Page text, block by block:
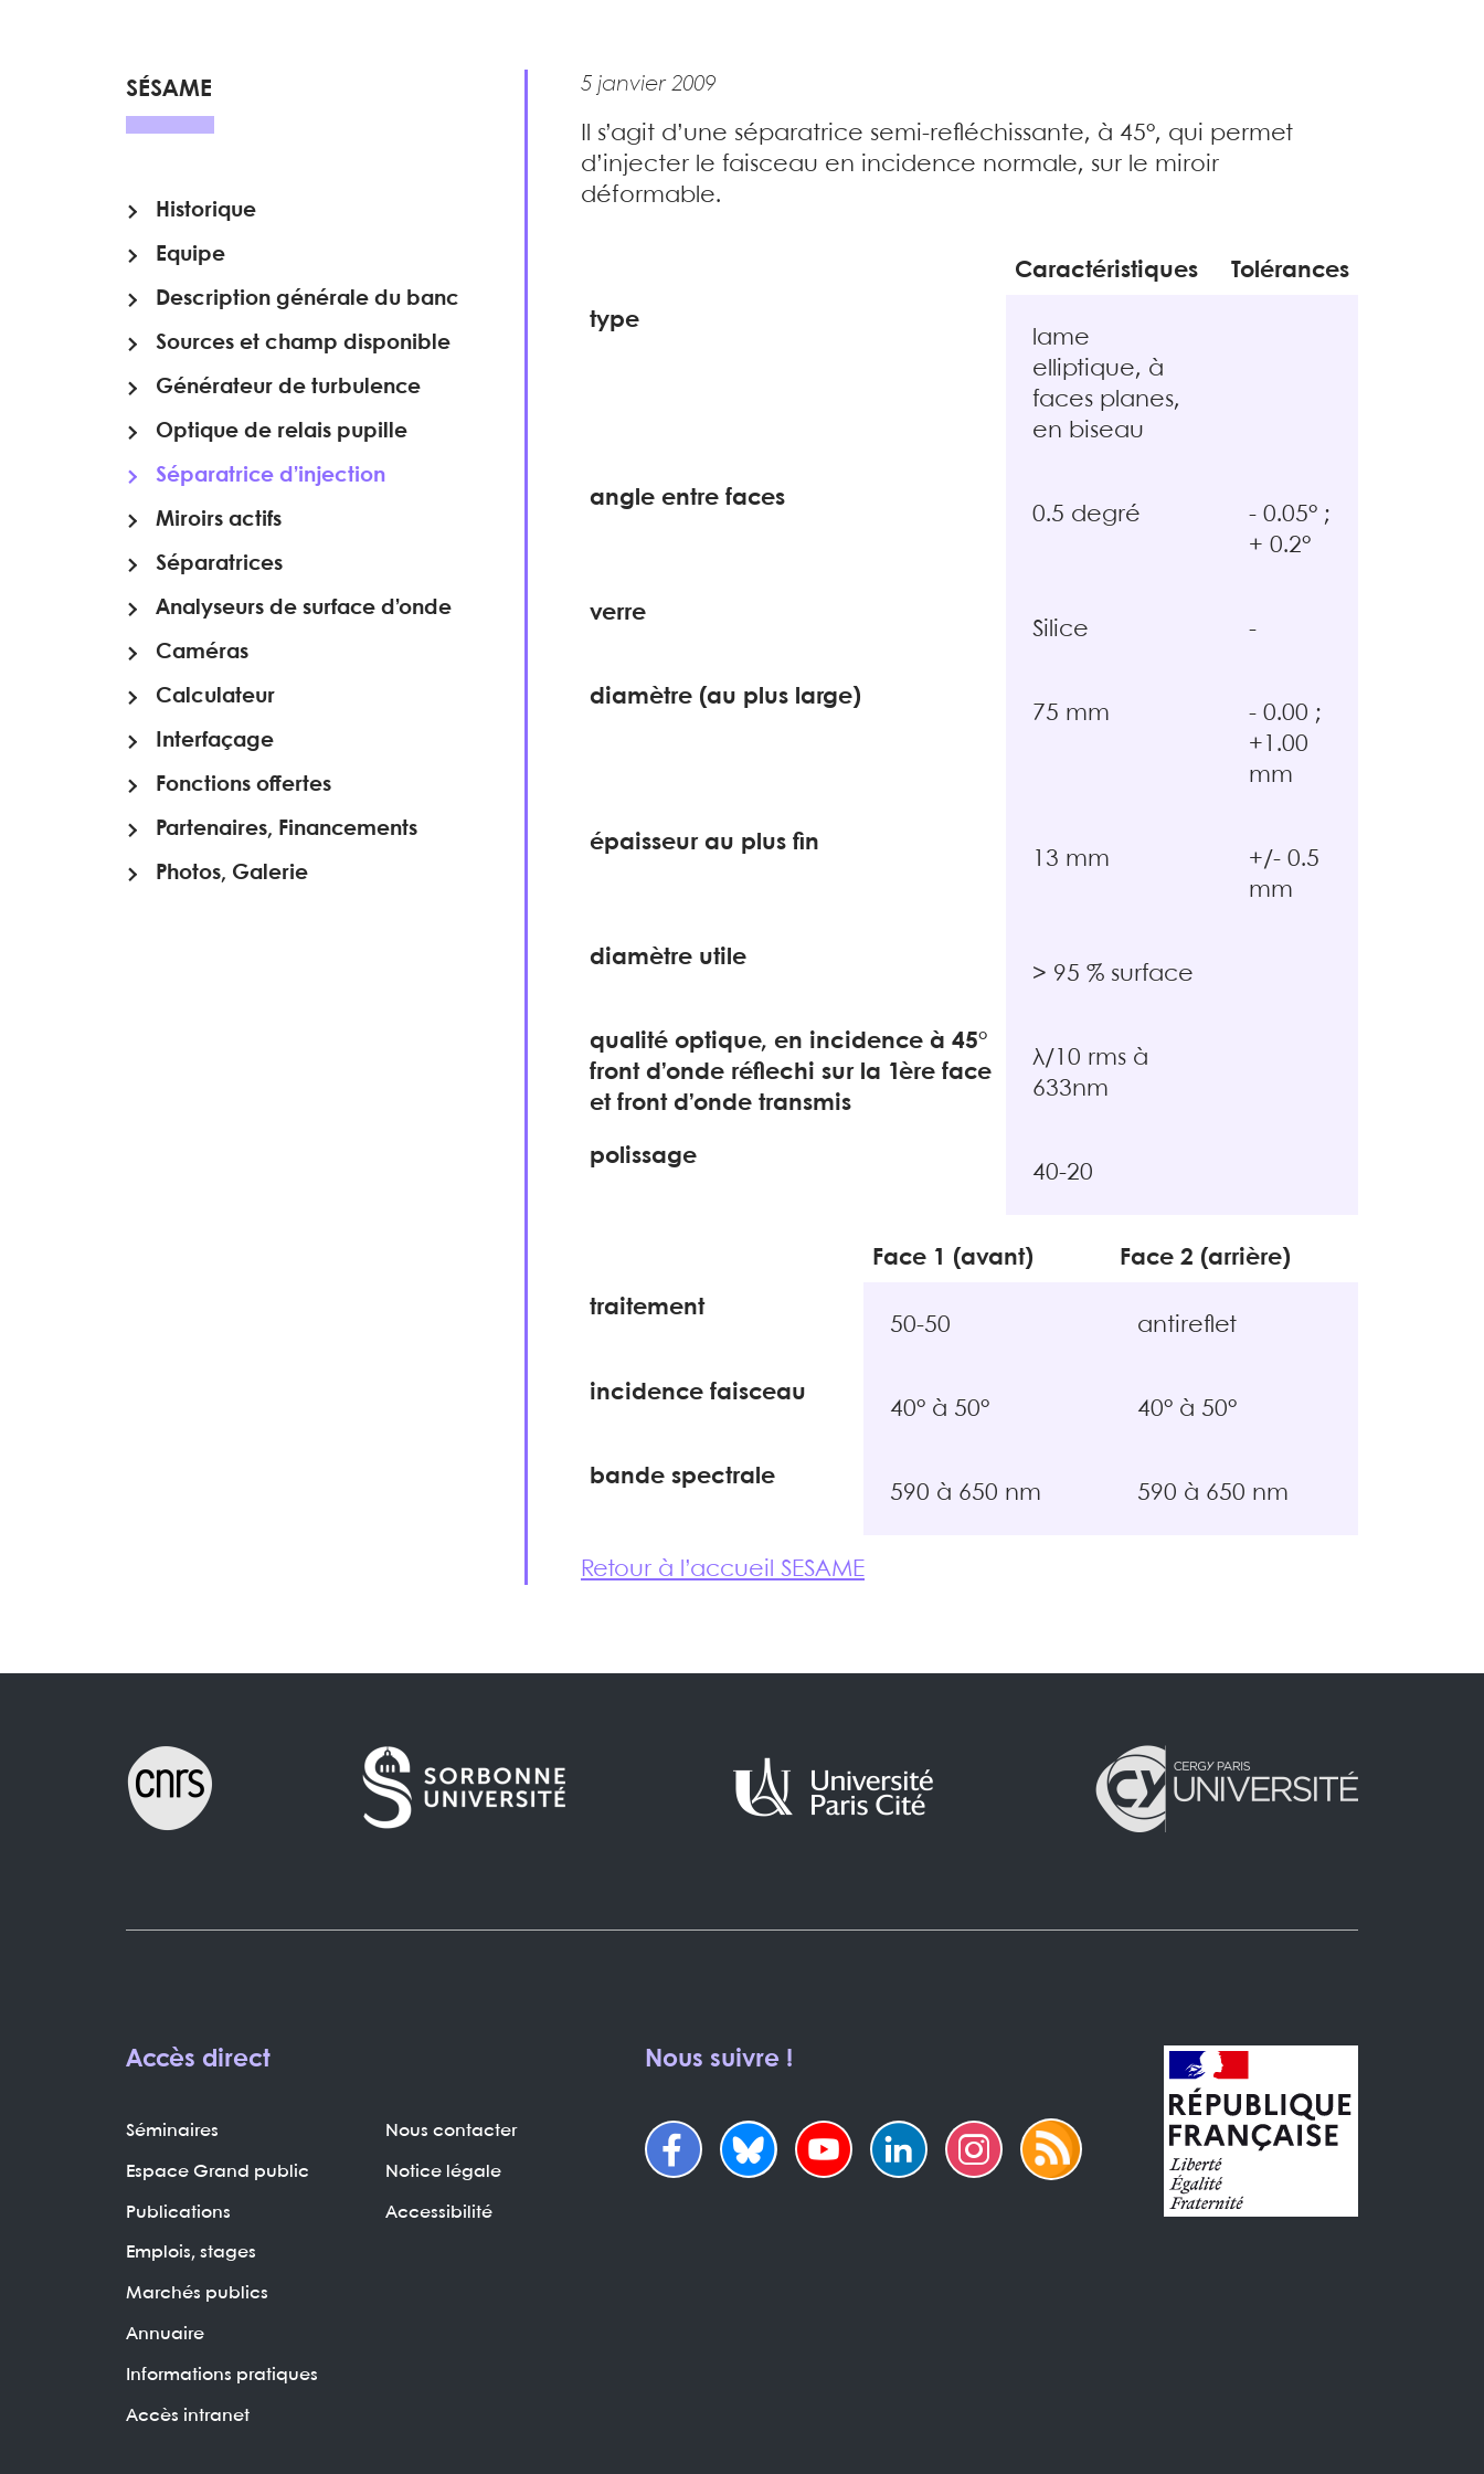
5 janvier 2009
Il s’agit d’une séparatrice semi-refléchissante, à 45°, qui permet
d’injecter le faisceau en incidence normale, sur le miroir
déformable.
Caractéristiques Tolérances
type
lame
elliptique, à
faces planes,
en biseau
angle entre faces
0.5 degré
- 0.05° ;
+ 0.2°
verre
Silice -
diamètre (au plus large)
75 mm
- 0.00 ;
+1.00
mm
épaisseur au plus fin
13 mm
+/- 0.5
mm
diamètre utile
> 95 % surface
qualité optique, en incidence à 45°
front d’onde réflechi sur la 1ère face
et front d’onde transmis
λ/10 rms à
633nm
polissage
40-20
Face 1 (avant) Face 2 (arrière)
traitement
50-50
antireflet
incidence faisceau
40° à 50° 40° à 50°
bande spectrale
590 à 650 nm 590 à 650 nm
Retour à l’accueil SESAME
SÉSAME
Historique
Equipe
Description générale du banc
Sources et champ disponible
Générateur de turbulence
Optique de relais pupille
Séparatrice d’injection
Miroirs actifs
Séparatrices
Analyseurs de surface d’onde
Caméras
Calculateur
Interfaçage
Fonctions offertes
Partenaires, Financements
Photos, Galerie
Accès direct
Séminaires
Espace Grand public
Publications
Emplois, stages
Marchés publics
Annuaire
Informations pratiques
Accès intranet
Nous contacter
Notice légale
Accessibilité
Nous suivre !